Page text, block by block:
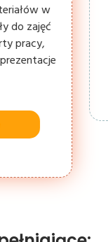
w
do zajęć
pracy,